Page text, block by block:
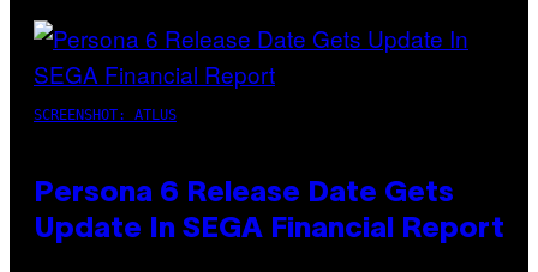
SCREENSHOT: ATLUS
Persona 6 Release Date Gets
Update In SEGA Financial Report